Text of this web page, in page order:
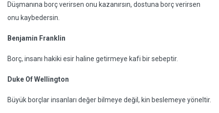
Düşmanına borç verirsen onu kazanırsın, dostuna borç verirsen
onu kaybedersin.
Benjamin Franklin
Borç, insanı hakiki esir haline getirmeye kafi bir sebeptir.
Duke Of Wellington
Büyük borçlar insanları değer bilmeye değil, kin beslemeye yöneltir.